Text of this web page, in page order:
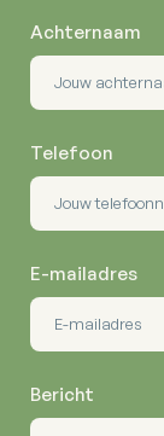
Achternaam
Telefoon
E-mailadres
Bericht